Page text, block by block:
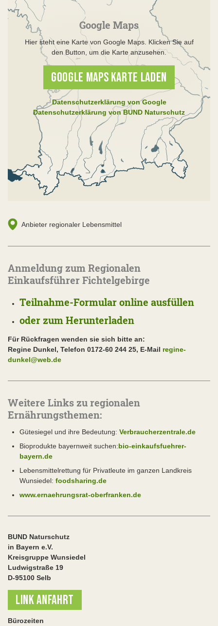
Google Maps
Hier steht eine Karte von Google Maps. Klicken Sie auf
den Button, um die Karte anzusehen.
GOOGLE MAPS KARTE LADEN
Datenschutzerklärung von Google
Datenschutzerklärung von BUND Naturschutz
Anbieter regionaler Lebensmittel
Anmeldung zum Regionalen
Einkaufsführer Fichtelgebirge
Teilnahme-Formular online ausfüllen
oder zum Herunterladen
Für Rückfragen wenden sie sich bitte an:
Regine Dunkel, Telefon 0172-60 244 25, E-Mail regine-
dunkel@web.de
Weitere Links zu regionalen
Ernährungsthemen:
Gütesiegel und ihre Bedeutung: Verbraucherzentrale.de
Bioprodukte bayernweit suchen:bio-einkaufsfuehrer-
bayern.de
Lebensmittelrettung für Privatleute im ganzen Landkreis
Wunsiedel: foodsharing.de
www.ernaehrungsrat-oberfranken.de
BUND Naturschutz
in Bayern e.V.
Kreisgruppe Wunsiedel
Ludwigstraße 19
D-95100 Selb
LINK ANFAHRT
Bürozeiten